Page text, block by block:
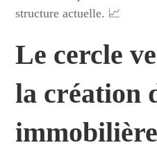
structure actuelle. 📈
Le cercle
la création
immobilière